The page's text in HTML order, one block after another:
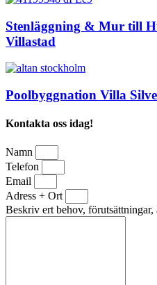
Stenläggning & Mur till
Villastad
Poolbyggnation Villa
Kontakta oss idag!
Namn
Telefon
Email
Adress + Ort
Beskriv ert behov,